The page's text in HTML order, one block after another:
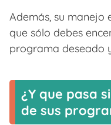
Además, su manejo
que sólo debes
programa deseado
¿Y que pasa
de sus